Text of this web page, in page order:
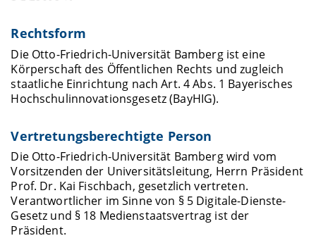
Rechtsform
Die Otto-Friedrich-Universität Bamberg ist eine
Körperschaft des Öffentlichen Rechts und zugleich
staatliche Einrichtung nach Art. 4 Abs. 1 Bayerisches
Hochschulinnovationsgesetz (BayHIG).
Vertretungsberechtigte Person
Die Otto-Friedrich-Universität Bamberg wird vom
Vorsitzenden der Universitätsleitung, Herrn Präsident
Prof. Dr. Kai Fischbach, gesetzlich vertreten.
Verantwortlicher im Sinne von § 5 Digitale-Dienste-
Gesetz und § 18 Medienstaatsvertrag ist der
Präsident.